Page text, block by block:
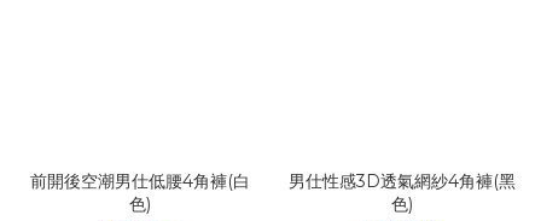
前開後空潮男仕低腰4角褲(白
色)
男仕性感3D透氣網紗4角褲(黑
色)